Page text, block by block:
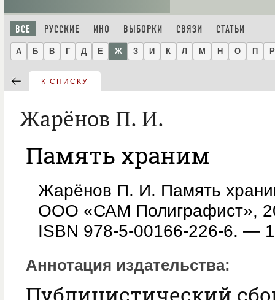
ВСЕ РУССКИЕ ИНО ВЫБОРКИ СВЯЗИ СТАТЬИ
А Б В Г Д Е Ж З И К Л М Н О П Р
К СПИСКУ
Жарёнов П. И.
Память храним
Жарёнов П. И. Память
ООО «САМ Полиграфист»,
ISBN 978-5-00166-226-6. —
Аннотация издательства